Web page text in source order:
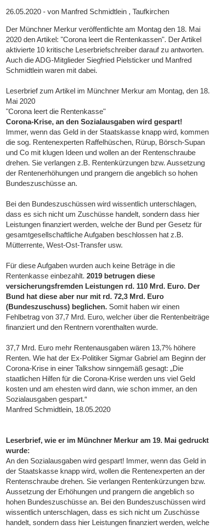
26.05.2020 - von Manfred Schmidtlein , Taufkirchen
Der Münchner Merkur veröffentlichte am Montag den 18. Mai
2020 den Artikel: "Corona leert die Rentenkassen". Der Artikel
aktivierte 10 kritische Leserbriefschreiber darauf zu antworten.
Auch die ADG-Mitglieder Siegfried Pielsticker und Manfred
Schmidtlein waren mit dabei.
Leserbrief zum Artikel im Münchner Merkur am Montag, den 18.
Mai 2020
"Corona leert die Rentenkasse"
Corona-Krise, an den Sozialausgaben wird gespart!
Immer, wenn das Geld in der Staatskasse knapp wird, kommen
die sog. Rentenexperten Raffelhüschen, Rürup, Börsch-Supan
und Co mit klugen Ideen und wollen an der Rentenschraube
drehen. Sie verlangen z.B. Rentenkürzungen bzw. Aussetzung
der Rentenerhöhungen und prangern die angeblich so hohen
Bundeszuschüsse an.
Bei den Bundeszuschüssen wird wissentlich unterschlagen,
dass es sich nicht um Zuschüsse handelt, sondern dass hier
Leistungen finanziert werden, welche der Bund per Gesetz für
gesamtgesellschaftliche Aufgaben beschlossen hat z.B.
Mütterrente, West-Ost-Transfer usw.
Für diese Aufgaben wurden auch keine Beträge in die
Rentenkasse einbezahlt.2019 betrugen diese
versicherungsfremden Leistungen rd. 110 Mrd. Euro. Der
Bund hat diese aber nur mit rd. 72,3 Mrd. Euro
(Bundeszuschuss) beglichen. Somit haben wir einen
Fehlbetrag von 37,7 Mrd. Euro, welcher über die Rentenbeiträge
finanziert und den Rentnern vorenthalten wurde.
37,7 Mrd. Euro mehr Rentenausgaben wären 13,7% höhere
Renten. Wie hat der Ex-Politiker Sigmar Gabriel am Beginn der
Corona-Krise in einer Talkshow sinngemäß gesagt: „Die
staatlichen Hilfen für die Corona-Krise werden uns viel Geld
kosten und am ehesten wird dann, wie schon immer, an den
Sozialausgaben gespart.“
Manfred Schmidtlein, 18.05.2020
Leserbrief, wie er im Münchner Merkur am 19. Mai gedruckt
wurde:
An den Sozialausgaben wird gespart! Immer, wenn das Geld in
der Staatskasse knapp wird, wollen die Rentenexperten an der
Rentenschraube drehen. Sie verlangen Rentenkürzungen bzw.
Aussetzung der Erhöhungen und prangern die angeblich so
hohen Bundeszuschüsse an. Bei den Bundeszuschüssen wird
wissentlich unterschlagen, dass es sich nicht um Zuschüsse
handelt, sondern dass hier Leistungen finanziert werden, welche